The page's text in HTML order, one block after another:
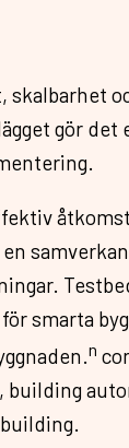
skalbarhet
gör
smarta
n